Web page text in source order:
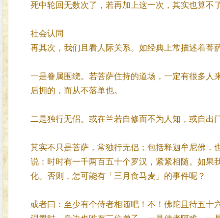
死中轮回无数次了，若再加上这一次，其实也算不
社会认同
再其次，我们且看人际关系。如经典上常描述着菩
一是眷属围绕。若菩萨住持的道场，一定有很多人
后拥的，而从不落单也。
二是独行无侣。或在兰若自修而不为人知，或自出
其实不只是菩萨，常独行无侣；包括释迦牟尼佛，
说：时时有一千两百五十个罗汉，紧紧相随。如果
化。否则，怎可能有「三月食马麦」的事件呢？
或者曰：至少有个侍者相随吧！不！佛陀且待五十